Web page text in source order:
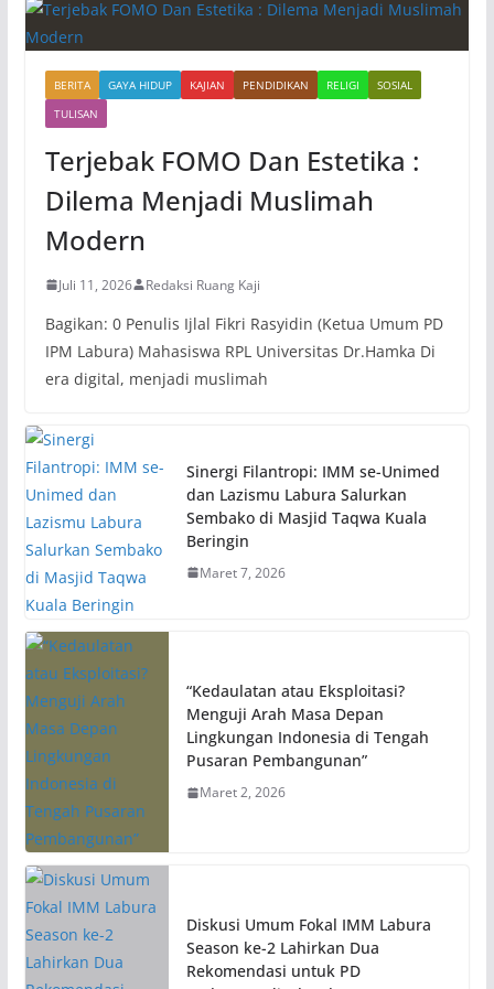
BERITA GAYA HIDUP KAJIAN PENDIDIKAN RELIGI
SOSIAL
TULISAN
Terjebak FOMO Dan Estetika :
Dilema Menjadi Muslimah
Modern
Juli 11, 2026 Redaksi Ruang Kaji
Bagikan: 0 Penulis Ijlal Fikri Rasyidin (Ketua Umum PD
IPM Labura) Mahasiswa RPL Universitas Dr.Hamka Di
era digital, menjadi muslimah
Sinergi Filantropi: IMM se-Unimed
dan Lazismu Labura Salurkan
Sembako di Masjid Taqwa Kuala
Beringin
Maret 7, 2026
“Kedaulatan atau Eksploitasi?
Menguji Arah Masa Depan
Lingkungan Indonesia di Tengah
Pusaran Pembangunan”
Maret 2, 2026
Diskusi Umum Fokal IMM Labura
Season ke-2 Lahirkan Dua
Rekomendasi untuk PD